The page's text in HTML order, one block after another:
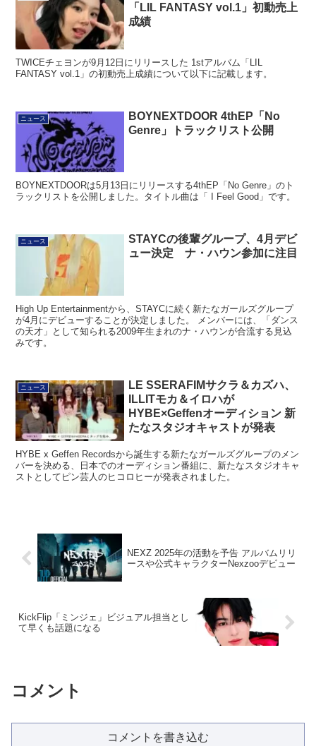
「LIL FANTASY vol.1」初動売上
成績
TWICEチェヨンが9月12日にリリースした 1stアルバム「LIL
FANTASY vol.1」の初動売上成績について以下に記載します。
ニュース
BOYNEXTDOOR 4thEP「No
Genre」トラックリスト公開
BOYNEXTDOORは5月13日にリリースする4thEP「No Genre」のト
ラックリストを公開しました。タイトル曲は「 I Feel Good」です。
ニュース
STAYCの後輩グループ、4月デビ
ュー決定 ナ・ハウン参加に注目
High Up Entertainmentから、STAYCに続く新たなガールズグループ
が4月にデビューすることが決定しました。 メンバーには、「ダンス
の天才」として知られる2009年生まれのナ・ハウンが合流する見込
みです。
ニュース
LE SSERAFIMサクラ＆カズハ、
ILLITモカ＆イロハが
HYBE×Geffenオーディション 新
たなスタジオキャストが発表
HYBE x Geffen Recordsから誕生する新たなガールズグループのメン
バーを決める、日本でのオーディション番組に、新たなスタジオキャ
ストとしてピン芸人のヒコロヒーが発表されました。
NEXZ 2025年の活動を予告 アルバムリリ
ースや公式キャラクターNexzooデビュー
KickFlip「ミンジェ」ビジュアル担当とし
て早くも話題になる
コメント
コメントを書き込む